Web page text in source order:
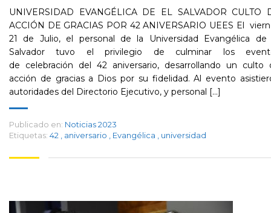
UNIVERSIDAD EVANGÉLICA DE EL SALVADOR CULTO
ACCIÓN DE GRACIAS POR 42 ANIVERSARIO UEES​ El
21 de Julio, el personal de la Universidad Evangélica de
Salvador tuvo el privilegio de culminar los
de celebración del 42 aniversario, desarrollando un culto
acción de gracias a Dios por su fidelidad.​ Al evento
autoridades del Directorio Ejecutivo, y personal [...]
Publicado en: Noticias 2023
Etiquetas: 42 aniversario Evangélica universidad